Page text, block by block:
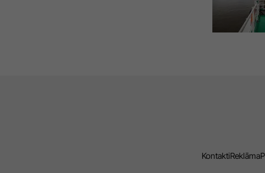
KontaktiReklāma